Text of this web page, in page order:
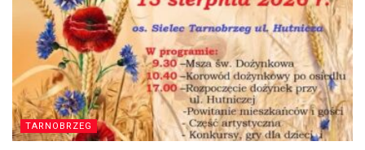
TARNOBRZEG